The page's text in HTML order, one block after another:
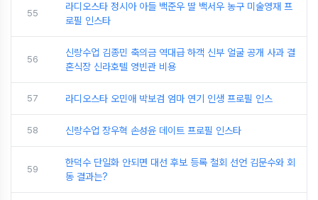
55
라디오스타 정시아 아들 백준우 딸 백서우 농구 미술영재 프
로필 인스타
56
신랑수업 김종민 축의금 역대급 하객 신부 얼굴 공개 사과 결
혼식장 신라호텔 영빈관 비용
57 라디오스타 오민애 박보검 엄마 연기 인생 프로필 인스
58 신랑수업 장우혁 손성윤 데이트 프로필 인스타
59
한덕수 단일화 안되면 대선 후보 등록 철회 선언 김문수와 회
동 결과는?